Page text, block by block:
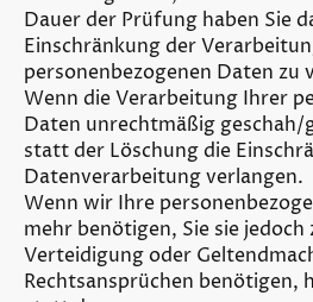
Dauer der Prüfung haben Sie
Einschränkung der
personenbezogenen Daten zu
Wenn die Verarbeitung Ihrer
Daten unrechtmäßig geschah/
statt der Löschung die
Datenverarbeitung verlangen.
Wenn wir Ihre
mehr benötigen, Sie sie jedoch
Verteidigung oder
Rechtsansprüchen benötigen,